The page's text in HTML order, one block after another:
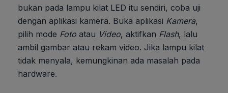
bukan pada lampu kilat LED itu sendiri, coba uji
dengan aplikasi kamera. Buka aplikasi Kamera,
pilih mode Foto atau Video, aktifkan Flash, lalu
ambil gambar atau rekam video. Jika lampu kilat
tidak menyala, kemungkinan ada masalah pada
hardware.